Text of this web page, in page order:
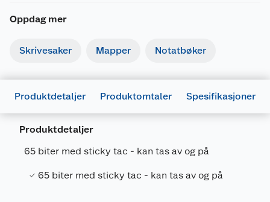
Oppdag mer
Skrivesaker Mapper Notatbøker
Produktdetaljer Produktomtaler Spesifikasjoner
Produktdetaljer
65 biter med sticky tac - kan tas av og på
65 biter med sticky tac - kan tas av og på
Generelt
Leverandørens
artikkelnummer
0.048 kg